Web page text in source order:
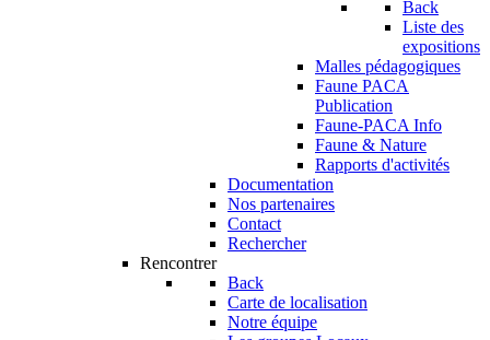
Back
Liste des
expositions
Malles pédagogiques
Faune PACA
Publication
Faune-PACA Info
Faune & Nature
Rapports d'activités
Documentation
Nos partenaires
Contact
Rechercher
Rencontrer
Back
Carte de localisation
Notre équipe